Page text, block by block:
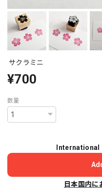
サクラミニ
¥700
数量
日本国内に